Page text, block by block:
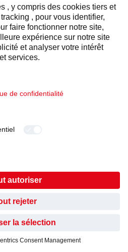
QUE VOUS CHERCHIEZ ?